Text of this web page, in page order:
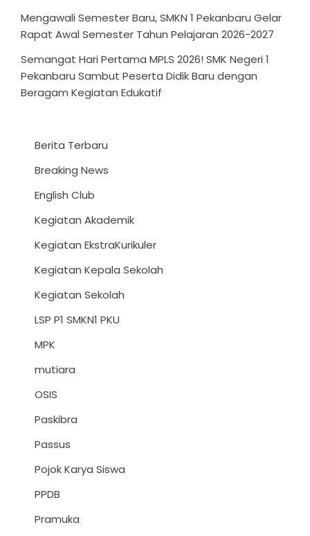
Mengawali Semester Baru, SMKN 1 Pekanbaru Gelar
Rapat Awal Semester Tahun Pelajaran 2026-2027
Semangat Hari Pertama MPLS 2026! SMK Negeri 1
Pekanbaru Sambut Peserta Didik Baru dengan
Beragam Kegiatan Edukatif
Berita Terbaru
Breaking News
English Club
Kegiatan Akademik
Kegiatan EkstraKurikuler
Kegiatan Kepala Sekolah
Kegiatan Sekolah
LSP P1 SMKN1 PKU
MPK
mutiara
OSIS
Paskibra
Passus
Pojok Karya Siswa
PPDB
Pramuka